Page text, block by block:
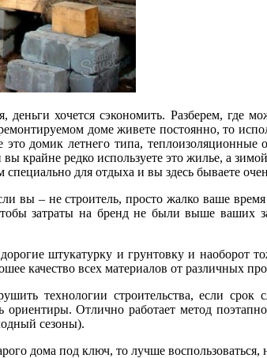
хочется сэкономить. Разберем, где
доме живете постоянно, то
это домик летнего типа,
крайне редко используете это жилье, а
для отдыха и вы здесь бываете
вы – не строитель, просто жалко ваше
затраты на бренд не были выше ваших
штукатурку и грунтовку и
качество всех материалов от различных
технологии строительства, если
Отлично работает метод
сезоны).
дома под ключ, то лучше